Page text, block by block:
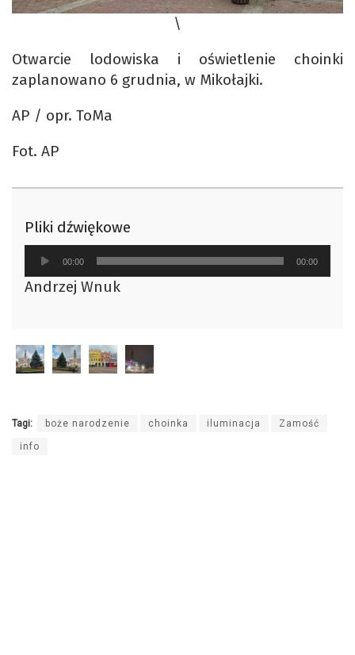
\
Otwarcie lodowiska i oświetlenie choinki
zaplanowano 6 grudnia, w Mikołajki.
AP / opr. ToMa
Fot. AP
Pliki dźwiękowe
Odtwarzacz
plików
dźwiękowych
00:00 00:00
Andrzej Wnuk
Tagi: boże narodzenie choinka iluminacja Zamość
info